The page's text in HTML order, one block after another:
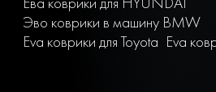
Эво коврики в машину BMW
Eva коврики для Toyota Eva